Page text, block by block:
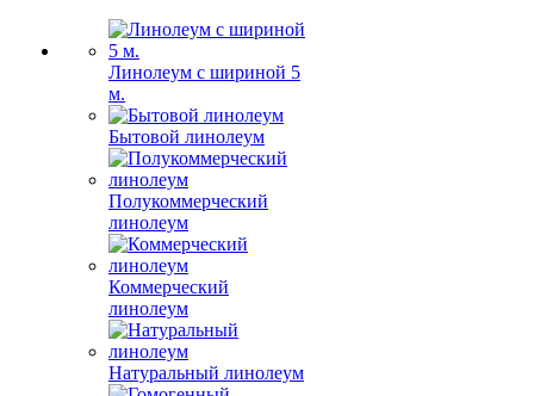
Линолеум с шириной 5
м.
Бытовой линолеум
Полукоммерческий
линолеум
Коммерческий
линолеум
Натуральный линолеум